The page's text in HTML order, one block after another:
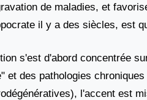
de maladies, et
il y a des siècles, est
s'est d'abord concentrée
et des pathologies
l'accent est